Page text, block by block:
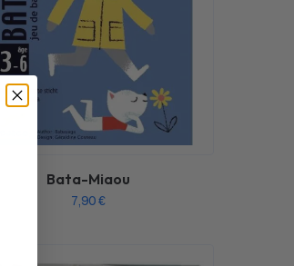
Bata-Miaou
7,90€